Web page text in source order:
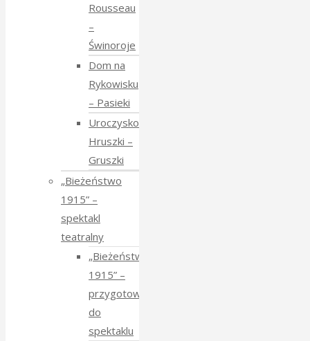
Rousseau
–
Świnoroje
Dom na
Rykowisku
– Pasieki
Uroczysko
Hruszki –
Gruszki
„Bieżeństwo
1915” –
spektakl
teatralny
„Bieżeństwo
1915” –
przygotowania
do
spektaklu